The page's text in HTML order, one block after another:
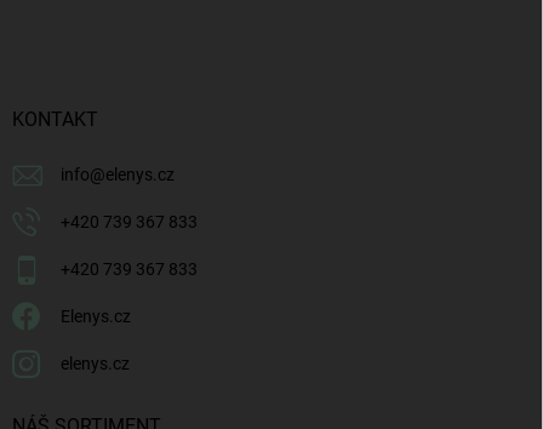
KONTAKT
info@elenys.cz
+420 739 367 833
+420 739 367 833
Elenys.cz
elenys.cz